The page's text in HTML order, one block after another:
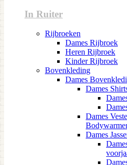
In Ruiter
Rijbroeken
Dames Rijbroek
Heren Rijbroek
Kinder Rijbroek
Bovenkleding
Dames
Dames
Dames
Dames